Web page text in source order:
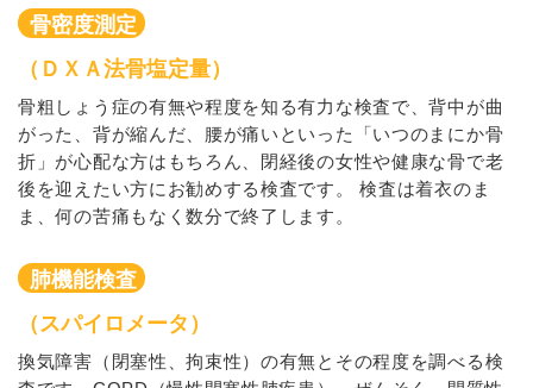
骨密度測定
（ＤＸＡ法骨塩定量）
骨粗しょう症の有無や程度を知る有力な検査で、背中が曲
がった、背が縮んだ、腰が痛いといった「いつのまにか骨
折」が心配な方はもちろん、閉経後の女性や健康な骨で老
後を迎えたい方にお勧めする検査です。 検査は着衣のま
ま、何の苦痛もなく数分で終了します。
肺機能検査
（スパイロメータ）
換気障害（閉塞性、拘束性）の有無とその程度を調べる検